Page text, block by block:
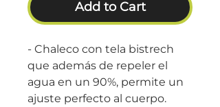
Add to Cart
- Chaleco con tela bistrech
que además de repeler el
agua en un 90%, permite un
ajuste perfecto al cuerpo.